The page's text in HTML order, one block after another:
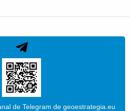
de Telegram de geoestrategia.eu